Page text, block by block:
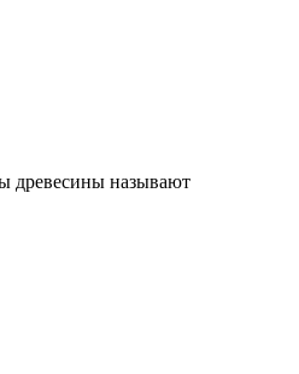
древесины называют